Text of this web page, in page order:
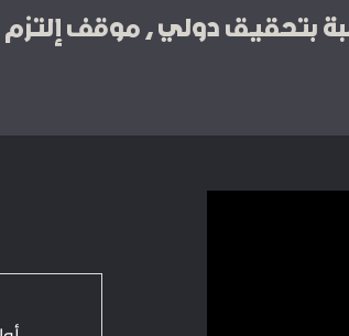
بتحقيق دولي ، موقف إلتزم